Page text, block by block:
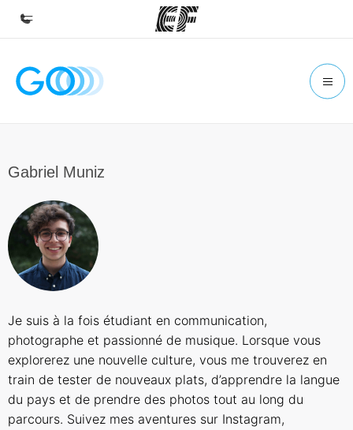
Accueil
Trouver un bureau
A propos de nous
Qui sommes-nous ?
Gabriel Muniz
Je suis à la fois étudiant en communication,
photographe et passionné de musique. Lorsque vous
explorerez une nouvelle culture, vous me trouverez en
train de tester de nouveaux plats, d’apprendre la langue
du pays et de prendre des photos tout au long du
parcours. Suivez mes aventures sur Instagram,